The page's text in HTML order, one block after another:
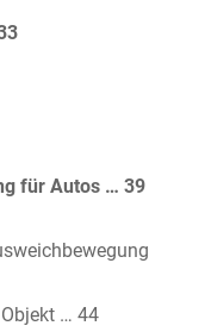
für Autos … 39
… 44